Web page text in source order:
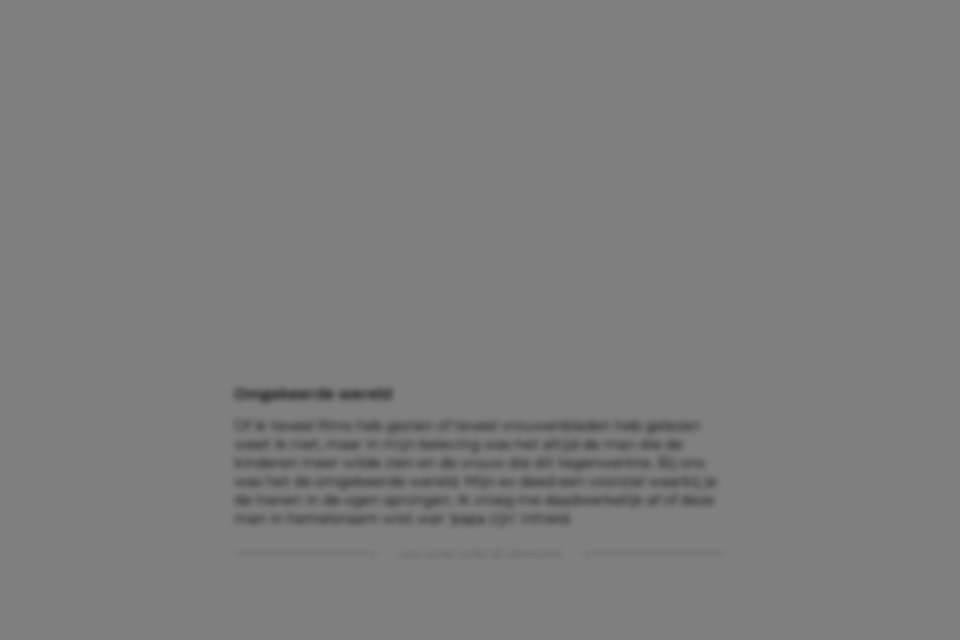
Omgekeerde wereld
Of ik teveel films heb gezien of teveel vrouwenbladen heb gelezen
weet ik niet, maar in mijn beleving was het altijd de man die de
kinderen meer wilde zien en de vrouw die dit tegenwerkte. Bij ons
was het de omgekeerde wereld. Mijn ex deed een voorstel waarbij je
de tranen in de ogen sprongen. Ik vroeg me daadwerkelijk af of deze
man in hemelsnaam wist wat ‘papa zijn’ inhield.